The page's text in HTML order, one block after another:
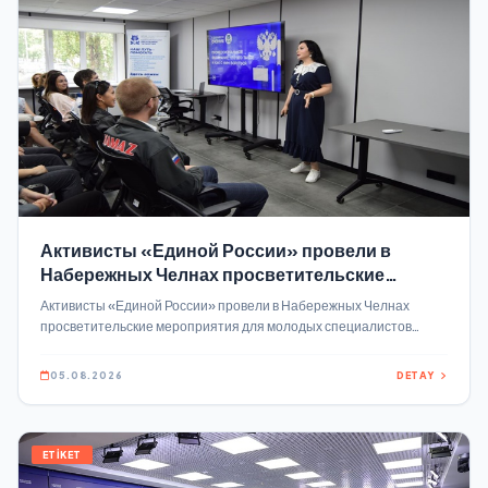
Активисты «Единой России» провели в
Набережных Челнах просветительские
мероприятия для молодых специалистов
КАМАЗа
Активисты «Единой России» провели в Набережных Челнах
просветительские мероприятия для молодых специалистов
05.08.2026 DETAY
ETİKET